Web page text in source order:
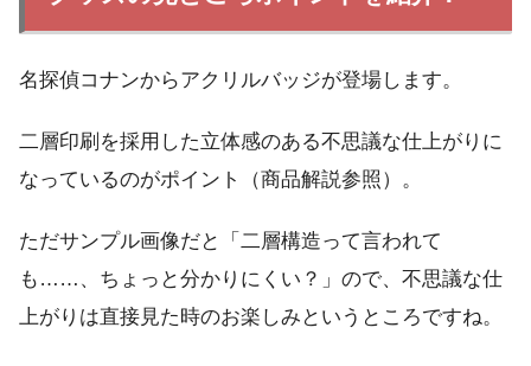
名探偵コナンからアクリルバッジが登場します。
二層印刷を採用した立体感のある不思議な仕上がりに
なっているのがポイント（商品解説参照）。
ただサンプル画像だと「二層構造って言われて
も……、ちょっと分かりにくい？」ので、不思議な仕
上がりは直接見た時のお楽しみというところですね。